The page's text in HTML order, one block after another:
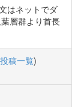
はネットでダ
層群より首長
投稿一覧)